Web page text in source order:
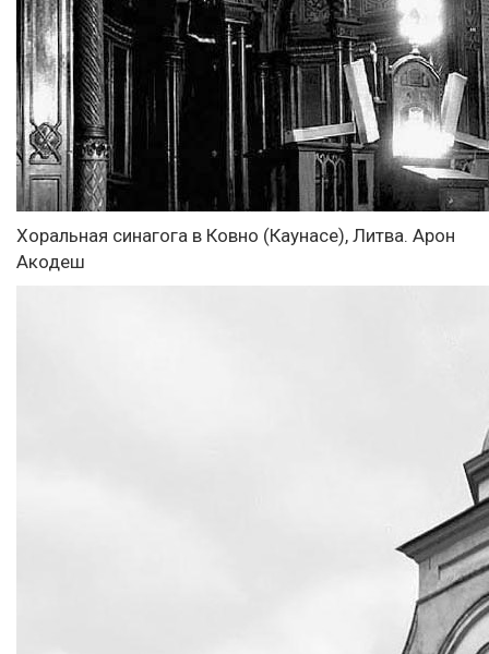
Xоральная синагога в Ковно (Каунасе), Литва. Арон
Акодеш